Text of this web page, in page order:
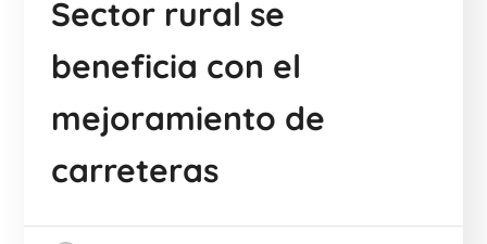
Sector rural se
beneficia con el
mejoramiento de
carreteras